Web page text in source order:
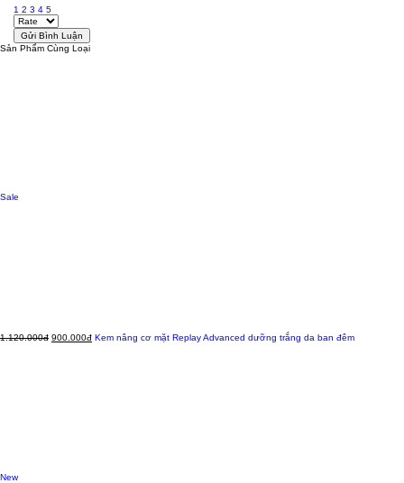
1 2 3 4 5
Sản Phẩm Cùng Loại
Sale
1.120.000đ 900.000đ Kem nâng cơ mặt Replay Advanced dưỡng trắng da ban đêm
New